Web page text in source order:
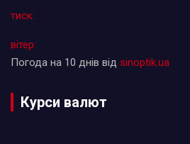
тиск:
вітер:
Погода на 10 днів від sinoptik.ua
Курси валют